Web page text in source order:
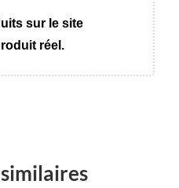
sur le site
réel.